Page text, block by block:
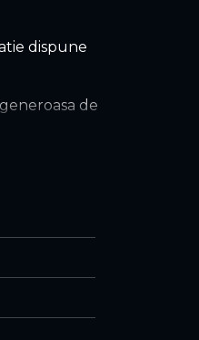
dispune
de
exotici (